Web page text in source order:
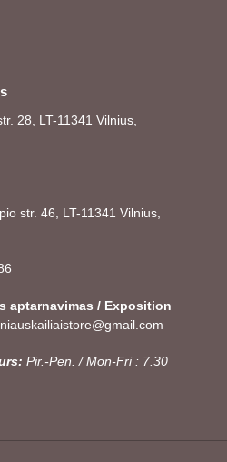
28, LT-11341 Vilnius,
str. 46, LT-11341 Vilnius,
aptarnavimas / Exposition
Pir.-Pen. / Mon-Fri : 7.30